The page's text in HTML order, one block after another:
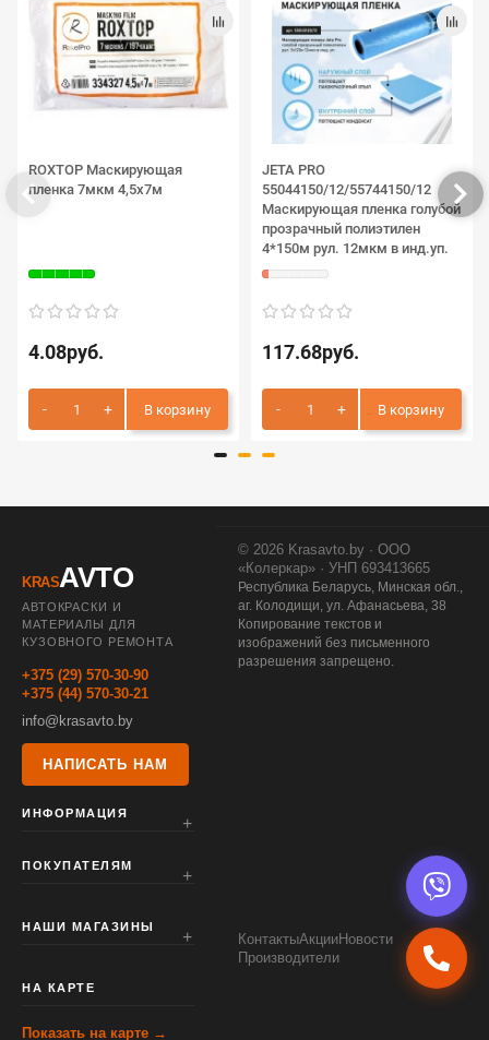
ROXTOP Маскирующая
пленка 7мкм 4,5х7м
4.08руб.
В корзину
JETA PRO
55044150/12/55744150/12
Маскирующая пленка голубой
прозрачный полиэтилен
4*150м рул. 12мкм в инд.уп.
117.68руб.
В корзину
KRASAVTO
АВТОКРАСКИ И
МАТЕРИАЛЫ ДЛЯ
КУЗОВНОГО РЕМОНТА
+375 (29) 570-30-90
+375 (44) 570-30-21
info@krasavto.by
НАПИСАТЬ НАМ
ИНФОРМАЦИЯ
ПОКУПАТЕЛЯМ
НАШИ МАГАЗИНЫ
НА КАРТЕ
Показать на карте →
© 2026 Krasavto.by · ООО
«Колеркар» · УНП 693413665
Республика Беларусь, Минская обл.,
аг. Колодищи, ул. Афанасьева, 38
Копирование текстов и
изображений без письменного
разрешения запрещено.
КонтактыАкцииНовости
Производители